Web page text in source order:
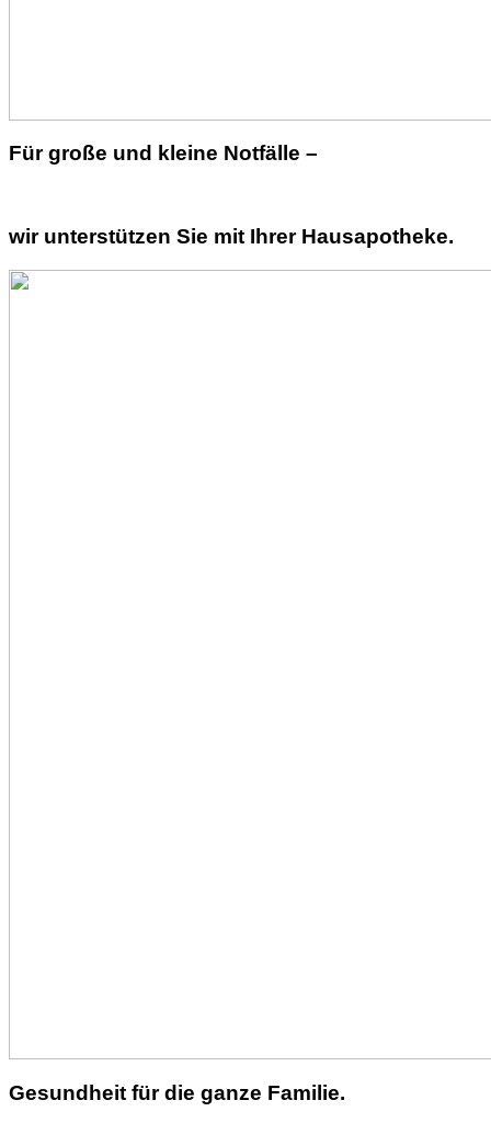
Für große und kleine Notfälle –
wir unterstützen Sie mit Ihrer Hausapotheke.
Gesundheit für die ganze Familie.